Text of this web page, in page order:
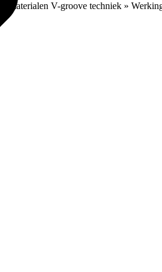
materialen V-groove techniek »